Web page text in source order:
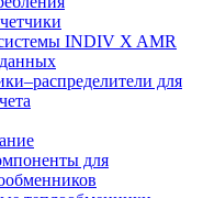
INDIV X AMR
для
для